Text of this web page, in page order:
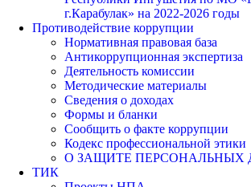
г.Карабулак» на 2022-2026 годы
Противодействие коррупции
Нормативная правовая база
Антикоррупционная экспертиза
Деятельность комиссии
Методические материалы
Сведения о доходах
Формы и бланки
Сообщить о факте коррупции
Кодекс профессиональной этики
О ЗАЩИТЕ ПЕРСОНАЛЬНЫХ
ТИК